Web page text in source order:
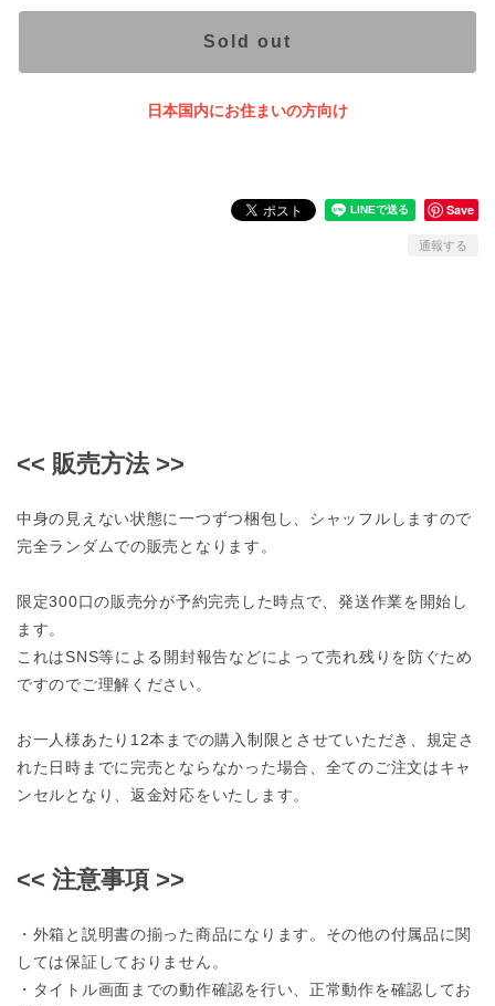
Sold out
日本国内にお住まいの方向け
Save
通報する
<< 販売方法 >>
中身の見えない状態に一つずつ梱包し、シャッフルしますので
完全ランダムでの販売となります。
限定300口の販売分が予約完売した時点で、発送作業を開始し
ます。
これはSNS等による開封報告などによって売れ残りを防ぐため
ですのでご理解ください。
お一人様あたり12本までの購入制限とさせていただき、規定さ
れた日時までに完売とならなかった場合、全てのご注文はキャ
ンセルとなり、返金対応をいたします。
<< 注意事項 >>
・外箱と説明書の揃った商品になります。その他の付属品に関
しては保証しておりません。
・タイトル画面までの動作確認を行い、正常動作を確認してお